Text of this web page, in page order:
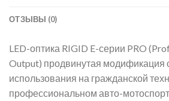
ОТЗЫВЫ (0)
LED-оптика RIGID E-серии PRO
Output) продвинутая модификация
использования на гражданской
профессиональном авто-